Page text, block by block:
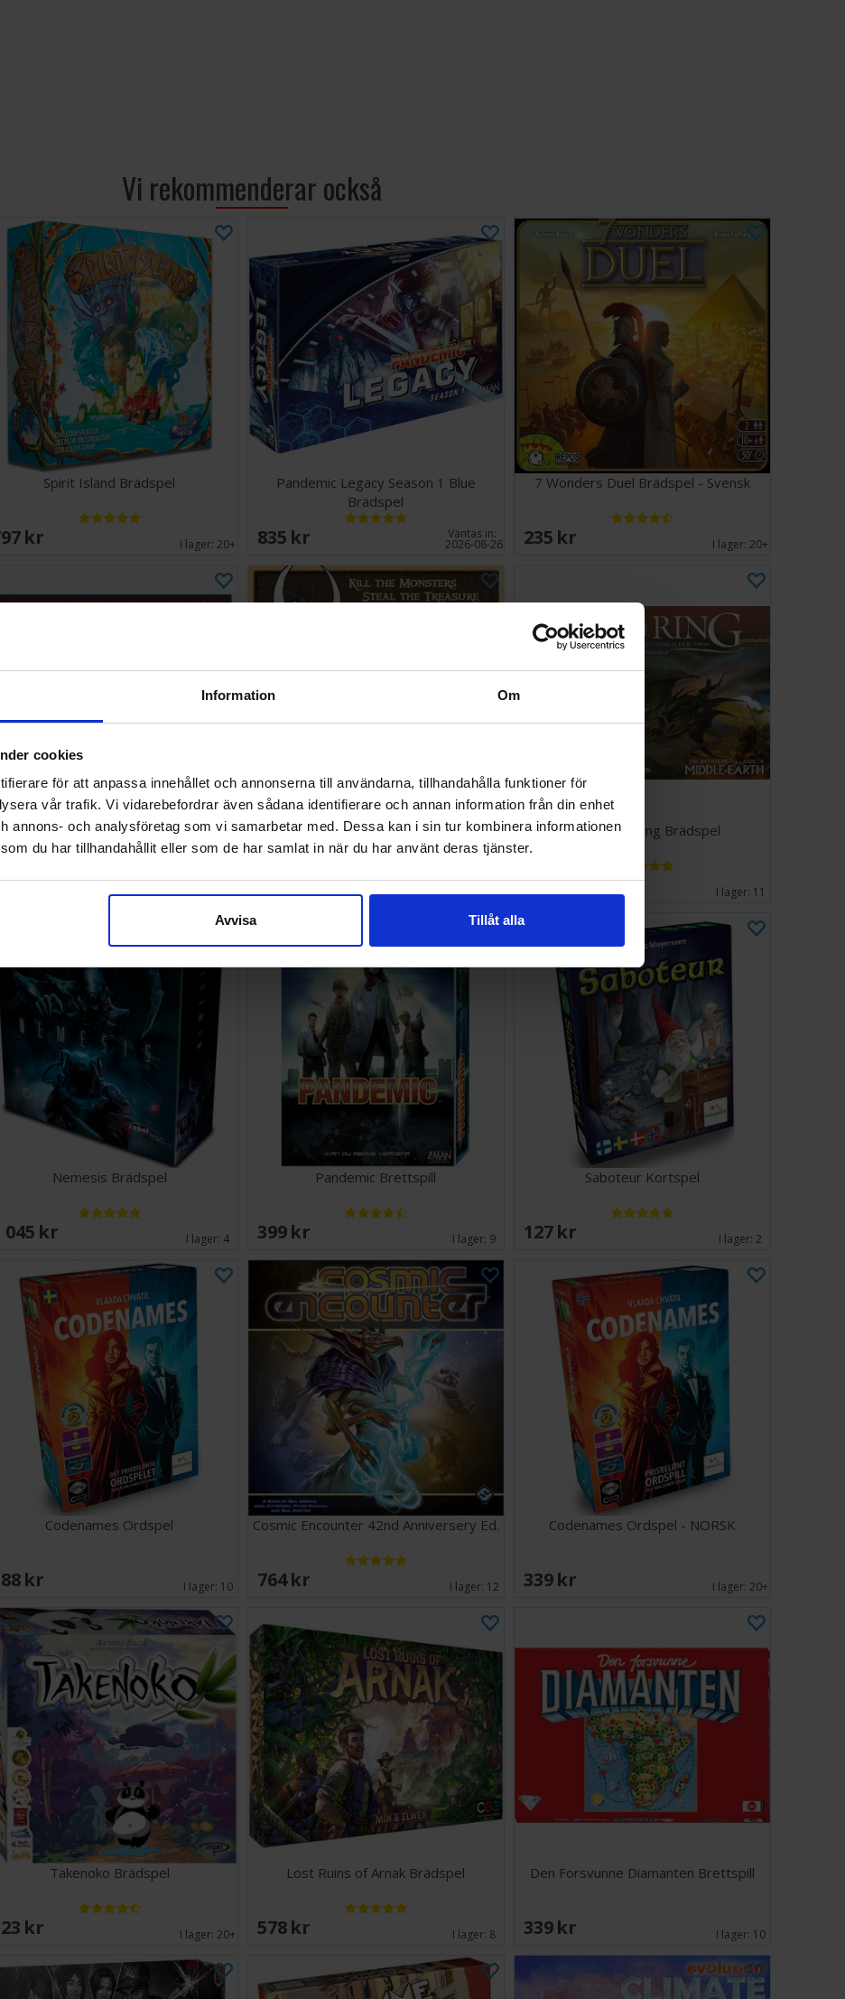
Information Om
cookies
för att anpassa innehållet och annonserna till användarna, tillhandahålla funktioner för
vår trafik. Vi vidarebefordrar även sådana identifierare och annan information från din enhet
annons- och analysföretag som vi samarbetar med. Dessa kan i sin tur kombinera informationen
du har tillhandahållit eller som de har samlat in när du har använt deras tjänster.
Avvisa Tillåt alla
Vi rekommenderar också
Spirit Island Brädspel
SEK I lager:20+
Pandemic Legacy Season 1 Blue
Brädspel
835 SEK Väntas in:
2026-08-26
7 Wonders Duel Brädspel - Svensk
235 SEK I lager:20+
Viticulture Essentials Ed Brädspel
SEK I lager:4
Munchkin Deluxe Startpaket Brädspel
378 SEK I lager:15
War of the Ring Brädspel
994 SEK I lager: 11
Nemesis Brädspel
SEK I lager: 4
Pandemic Brettspill
399 SEK I lager: 9
Saboteur Kortspel
127 SEK I lager:2
Codenames Ordspel
SEK I lager: 10
Cosmic Encounter 42nd Anniversery Ed.
764 SEK I lager: 12
Codenames Ordspel - NORSK
339 SEK I lager:20+
Takenoko Brädspel
SEK I lager:20+
Lost Ruins of Arnak Brädspel
578 SEK I lager: 8
Den Forsvunne Diamanten Brettspill
339 SEK I lager: 10